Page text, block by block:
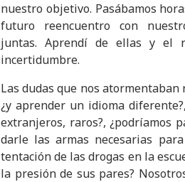
nuestro objetivo. Pasábamos
futuro reencuentro con
juntas. Aprendí de ellas y el
incertidumbre.
Las dudas que nos atormentaban
¿y aprender un idioma
extranjeros, raros?, ¿podríamos
darle las armas necesarias
tentación de las drogas en la
la presión de sus pares?